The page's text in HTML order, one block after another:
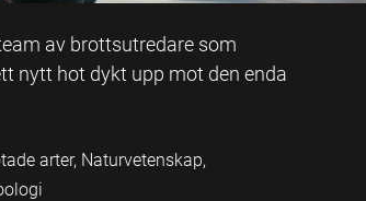
av brottsutredare som
nytt hot dykt upp mot den enda
arter, Naturvetenskap,